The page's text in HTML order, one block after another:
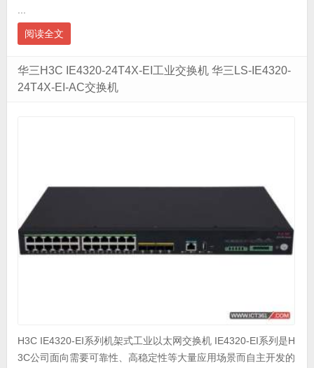
阅读全文
华三H3C IE4320-24T4X-EI工业交换机 华三LS-IE4320-
24T4X-EI-AC交换机
H3C IE4320-EI系列机架式工业以太网交换机 IE4320-EI系列是H
3C公司面向需要可靠性、高稳定性等大量应用场景而自主开发的